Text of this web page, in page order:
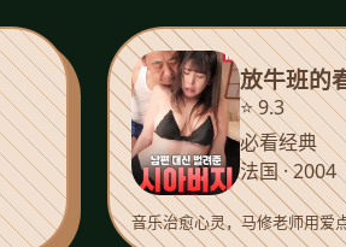
放牛班的
⭐ 9.3
必看经典
法国 · 2004
音乐治愈心灵，马修老师用爱